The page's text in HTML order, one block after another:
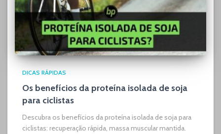
DICAS RÁPIDAS
Os benefícios da proteína isolada de soja
para ciclistas
Descubra os benefícios da proteína isolada de soja para
ciclistas: recuperação rápida, massa muscular mantida.